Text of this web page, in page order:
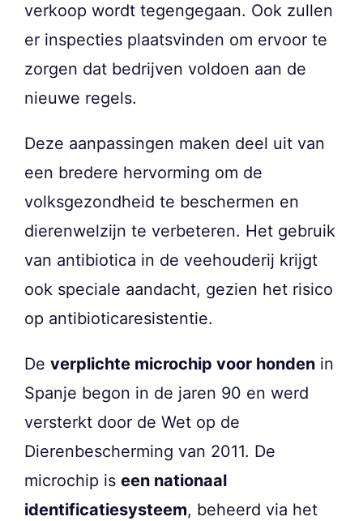
verkoop wordt tegengegaan. Ook zullen
er inspecties plaatsvinden om ervoor te
zorgen dat bedrijven voldoen aan de
nieuwe regels.
Deze aanpassingen maken deel uit van
een bredere hervorming om de
volksgezondheid te beschermen en
dierenwelzijn te verbeteren. Het gebruik
van antibiotica in de veehouderij krijgt
ook speciale aandacht, gezien het risico
op antibioticaresistentie.
De verplichte microchip voor honden in
Spanje begon in de jaren 90 en werd
versterkt door de Wet op de
Dierenbescherming van 2011. De
microchip is een nationaal
identificatiesysteem, beheerd via het